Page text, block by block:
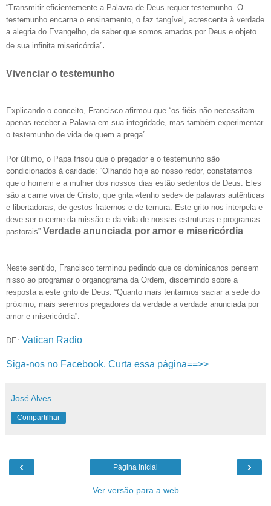
“Transmitir eficientemente a Palavra de Deus requer testemunho. O
testemunho encarna o ensinamento, o faz tangível, acrescenta à verdade
a alegria do Evangelho, de saber que somos amados por Deus e objeto
de sua infinita misericórdia”.
Vivenciar o testemunho
Explicando o conceito, Francisco afirmou que “os fiéis não necessitam
apenas receber a Palavra em sua integridade, mas também experimentar
o testemunho de vida de quem a prega”.
Por último, o Papa frisou que o pregador e o testemunho são
condicionados à caridade: “Olhando hoje ao nosso redor, constatamos
que o homem e a mulher dos nossos dias estão sedentos de Deus. Eles
são a carne viva de Cristo, que grita «tenho sede» de palavras autênticas
e libertadoras, de gestos fraternos e de ternura. Este grito nos interpela e
deve ser o cerne da missão e da vida de nossas estruturas e programas
pastorais”.Verdade anunciada por amor e misericórdia
Neste sentido, Francisco terminou pedindo que os dominicanos pensem
nisso ao programar o organograma da Ordem, discernindo sobre a
resposta a este grito de Deus: “Quanto mais tentarmos saciar a sede do
próximo, mais seremos pregadores da verdade a verdade anunciada por
amor e misericórdia”.
DE: Vatican Radio
Siga-nos no Facebook. Curta essa página==>>
José Alves
Compartilhar
‹ ›
Página inicial
Ver versão para a web